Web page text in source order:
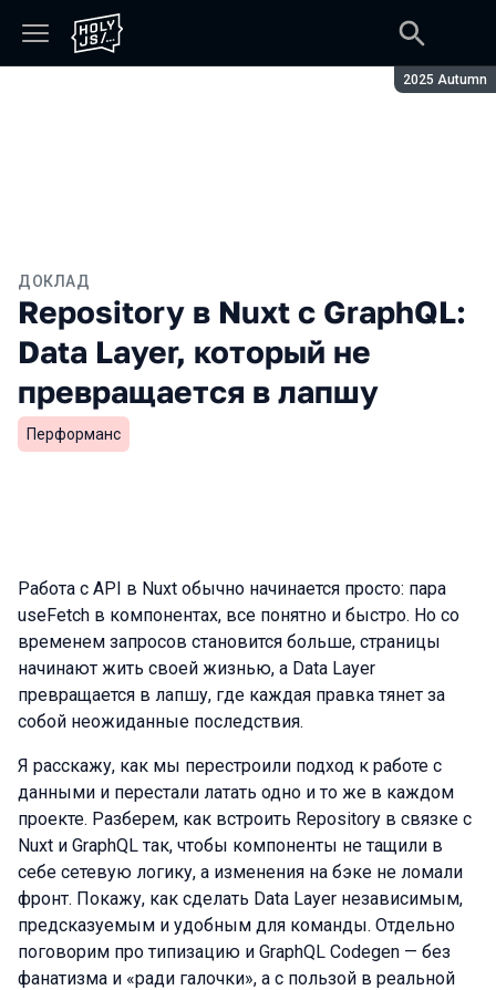
Сезон:
2025 Autumn
ДОКЛАД
Repository в Nuxt с GraphQL:
Data Layer, который не
превращается в лапшу
Перформанс
Работа с API в Nuxt обычно начинается просто: пара
useFetch в компонентах, все понятно и быстро. Но со
временем запросов становится больше, страницы
начинают жить своей жизнью, а Data Layer
превращается в лапшу, где каждая правка тянет за
собой неожиданные последствия.
Я расскажу, как мы перестроили подход к работе с
данными и перестали латать одно и то же в каждом
проекте. Разберем, как встроить Repository в связке с
Nuxt и GraphQL так, чтобы компоненты не тащили в
себе сетевую логику, а изменения на бэке не ломали
фронт. Покажу, как сделать Data Layer независимым,
предсказуемым и удобным для команды. Отдельно
поговорим про типизацию и GraphQL Codegen — без
фанатизма и «ради галочки», а с пользой в реальной